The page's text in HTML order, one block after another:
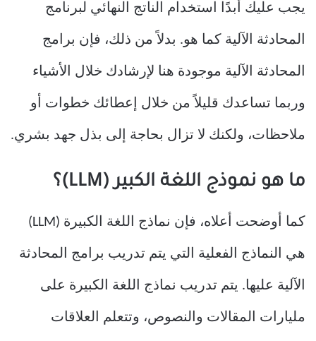
يجب عليك أبدًا استخدام الناتج النهائي لبرنامج
المحادثة الآلية كما هو. بدلاً من ذلك، فإن برامج
المحادثة الآلية موجودة هنا لإرشادك خلال الأشياء
وربما تساعدك قليلاً من خلال إعطائك خطوات أو
ملاحظات، ولكنك لا تزال بحاجة إلى بذل جهد بشري.
ما هو نموذج اللغة الكبير (LLM)؟
كما أوضحت أعلاه، فإن نماذج اللغة الكبيرة (LLM)
هي النماذج الفعلية التي يتم تدريب برامج المحادثة
الآلية عليها. يتم تدريب نماذج اللغة الكبيرة على
مليارات المقالات والنصوص، وتتعلم العلاقات